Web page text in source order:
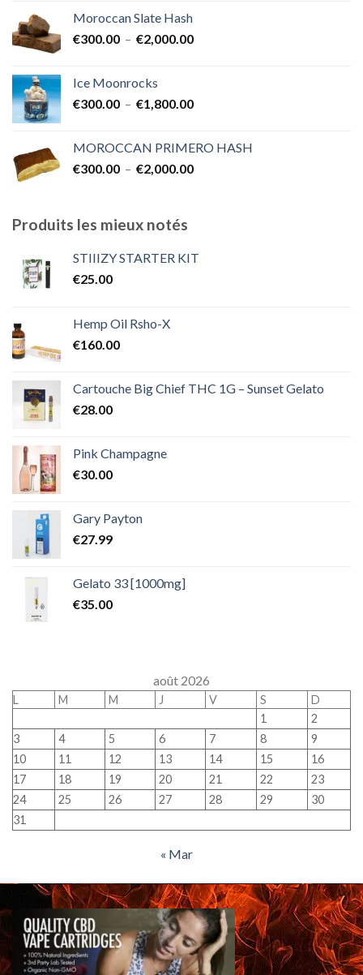
Moroccan Slate Hash
€300.00 – €2,000.00Plage
à
Ice Moonrocks
€300.00 – €1,800.00Plage
€300.00
à
MOROCCAN PRIMERO HASH
€300.00 – €2,000.00Plage
€2,000.00
Produits les mieux notés
STIIIZY STARTER KIT
€25.00
Hemp Oil Rsho-X
€160.00
Cartouche Big Chief THC 1G – Sunset Gelato
€28.00
Pink Champagne
€30.00
Gary Payton
€27.99
Gelato 33 [1000mg]
€35.00
août 2026
L M M J V S
D
1
2
3
4 5 6 7 8
9
10
11 12 13 14 15
16
17
18 19 20 21 22
23
24
25 26 27 28 29
30
31
« Mar